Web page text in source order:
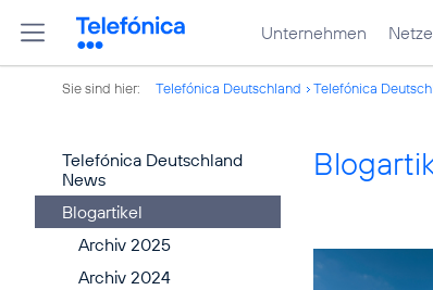
Unternehmen Netze
Sie sind hier: Telefónica Deutschland Telefónica
Telefónica Deutschland
News
Blogartikel
Archiv 2025
Archiv 2024